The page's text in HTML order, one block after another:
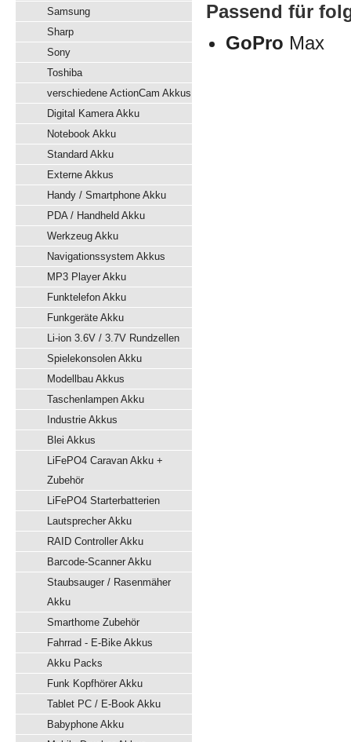
Samsung
Sharp
Sony
Toshiba
verschiedene ActionCam Akkus
Digital Kamera Akku
Notebook Akku
Standard Akku
Externe Akkus
Handy / Smartphone Akku
PDA / Handheld Akku
Werkzeug Akku
Navigationssystem Akkus
MP3 Player Akku
Funktelefon Akku
Funkgeräte Akku
Li-ion 3.6V / 3.7V Rundzellen
Spielekonsolen Akku
Modellbau Akkus
Taschenlampen Akku
Industrie Akkus
Blei Akkus
LiFePO4 Caravan Akku +
Zubehör
LiFePO4 Starterbatterien
Lautsprecher Akku
RAID Controller Akku
Barcode-Scanner Akku
Staubsauger / Rasenmäher
Akku
Smarthome Zubehör
Fahrrad - E-Bike Akkus
Akku Packs
Funk Kopfhörer Akku
Tablet PC / E-Book Akku
Babyphone Akku
Passend für
GoPro Max